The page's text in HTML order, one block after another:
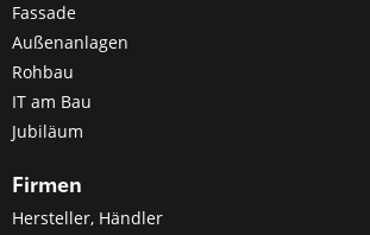
Fassade
Außenanlagen
Rohbau
IT am Bau
Jubiläum
Firmen
Hersteller, Händler